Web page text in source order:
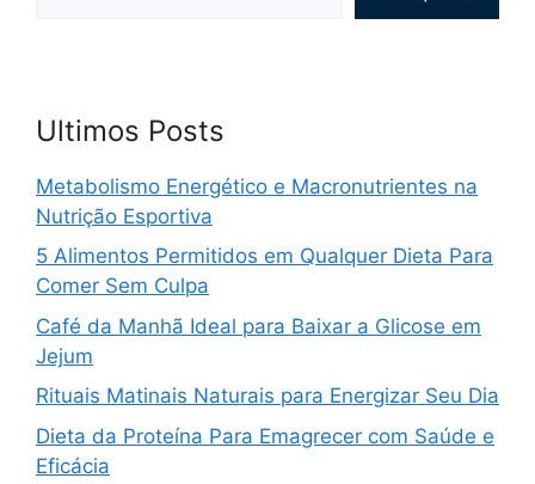
Ultimos Posts
Metabolismo Energético e Macronutrientes na
Nutrição Esportiva
5 Alimentos Permitidos em Qualquer Dieta Para
Comer Sem Culpa
Café da Manhã Ideal para Baixar a Glicose em
Jejum
Rituais Matinais Naturais para Energizar Seu Dia
Dieta da Proteína Para Emagrecer com Saúde e
Eficácia